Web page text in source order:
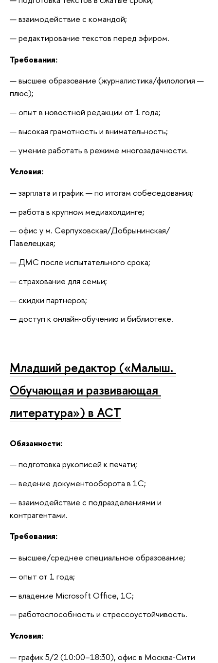
взаимодействие с командой;
редактирование текстов перед эфиром.
Требования:
высшее образование (журналистика/филология —
плюс);
опыт в новостной редакции от 1 года;
высокая грамотность и внимательность;
умение работать в режиме многозадачности.
Условия:
зарплата и график — по итогам собеседования;
работа в крупном медиахолдинге;
офис у м. Серпуховская/Добрынинская/
Павелецкая;
ДМС после испытательного срока;
страхование для семьи;
скидки партнеров;
доступ к онлайн‑обучению и библиотеке.
Младший редактор («Малыш.
Обучающая и развивающая
литература») в АСТ
Обязанности:
подготовка рукописей к печати;
ведение документооборота в 1С;
взаимодействие с подразделениями и
контрагентами.
Требования:
высшее/среднее специальное образование;
опыт от 1 года;
владение Microsoft Office, 1С;
работоспособность и стрессоустойчивость.
Условия:
график 5/2 (10:00–18:30), офис в Москва‑Сити